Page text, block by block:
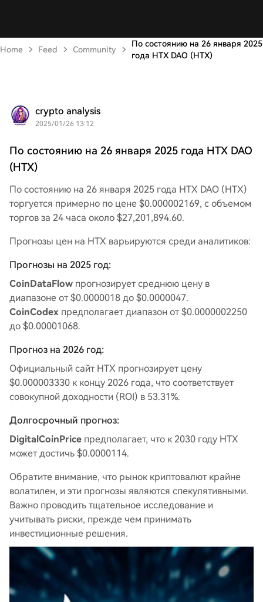
Home Feed Community
По состоянию на 26 января 2025
года HTX DAO (HTX)
crypto analysis
2025/01/26 13:12
По состоянию на 26 января 2025 года HTX DAO
(HTX)
По состоянию на 26 января 2025 года HTX DAO (HTX)
торгуется примерно по цене $0.000002169, с объемом
торгов за 24 часа около $27,201,894.60.
Прогнозы цен на HTX варьируются среди аналитиков:
Прогнозы на 2025 год:
CoinDataFlow прогнозирует среднюю цену в
диапазоне от $0.0000018 до $0.0000047.
CoinCodex предполагает диапазон от $0.0000002250
до $0.00001068.
Прогноз на 2026 год:
Официальный сайт HTX прогнозирует цену
$0.000003330 к концу 2026 года, что соответствует
совокупной доходности (ROI) в 53.31%.
Долгосрочный прогноз:
DigitalCoinPrice предполагает, что к 2030 году HTX
может достичь $0.0000114.
Обратите внимание, что рынок криптовалют крайне
волатилен, и эти прогнозы являются спекулятивными.
Важно проводить тщательное исследование и
учитывать риски, прежде чем принимать
инвестиционные решения.